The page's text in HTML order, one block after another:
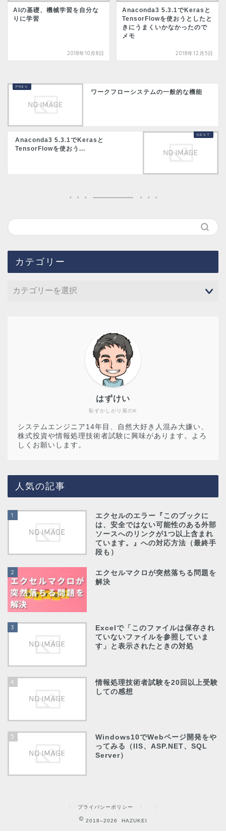
AIの基礎、機械学習を自分な
りに学習
2018年10月8日
Anaconda3 5.3.1でKerasと
TensorFlowを使おうとしたと
きにうまくいかなかったので
メモ
2018年12月5日
ワークフローシステムの一般的な機能
Anaconda3 5.3.1でKerasと
TensorFlowを使おう...
カテゴリー
恥ずかしがり屋のK
はずけい
システムエンジニア14年目、自然大好き人混み大嫌い、
株式投資や情報処理技術者試験に興味があります。よろ
しくお願いします。
人気の記事
1
エクセルのエラー『このブックに
は、安全ではない可能性のある外部
ソースへのリンクが1つ以上含まれ
ています。』への対応方法（最終手
段も）
2
エクセルマクロが突然落ちる問題を
解決
3
Excelで「このファイルは保存され
ていないファイルを参照していま
す」と表示されたときの対処
4
情報処理技術者試験を20回以上受験
しての感想
5
Windows10でWebページ開発をや
ってみる（IIS、ASP.NET、SQL
Server）
プライバシーポリシー
2018–2026 HAZUKEI